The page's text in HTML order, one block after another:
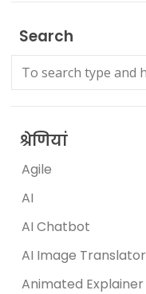
Search
श्रेणियां
Agile
AI
AI Chatbot
AI Image Translator
Animated Explainer